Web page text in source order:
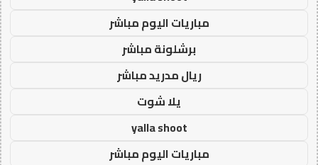
مباريات اليوم مباشر
برشلونة مباشر
ريال مدريد مباشر
يلا شوت
yalla shoot
مباريات اليوم مباشر